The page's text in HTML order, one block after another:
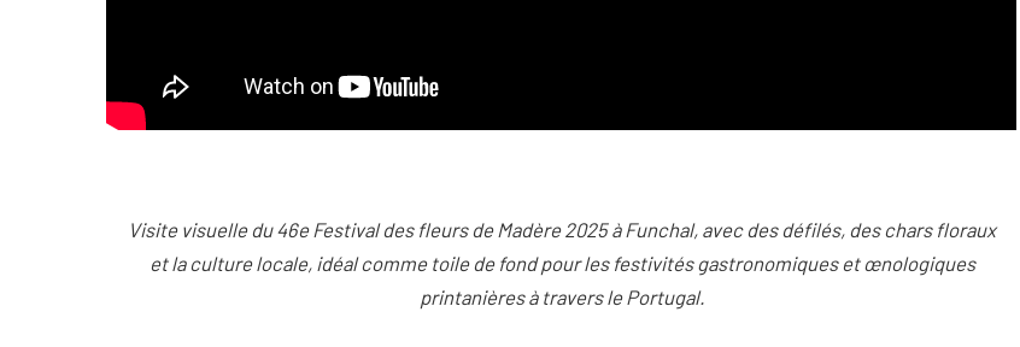
Visite visuelle du 46e Festival des fleurs de Madère 2025 à Funchal, avec des défilés, des chars floraux
et la culture locale, idéal comme toile de fond pour les festivités gastronomiques et œnologiques
printanières à travers le Portugal.